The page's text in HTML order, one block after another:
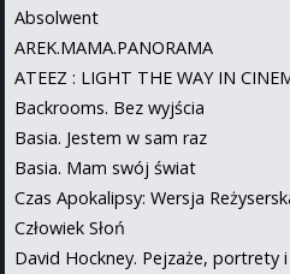
Absolwent
AREK.MAMA.PANORAMA
ATEEZ : LIGHT THE WAY IN
Backrooms. Bez wyjścia
Basia. Jestem w sam raz
Basia. Mam swój świat
Czas Apokalipsy: Wersja
Człowiek Słoń
David Hockney. Pejzaże, portrety